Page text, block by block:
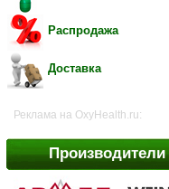
Распродажа
Доставка
Реклама на OxyHealth.ru:
Производители